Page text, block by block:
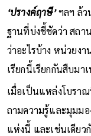
‘ปรางค์ฤาษี’ฯลฯ ล้ว
ฐานที่บ่งชี้ชัดว่า สถา
ว่าอะไรบ้าง หน่วยง
เรียกนี้เรียกกันสืบมา
เมื่อเป็นแหล่งโบรา
ถามความรู้และมุมม
แห่งนี้ และเช่นเดียว